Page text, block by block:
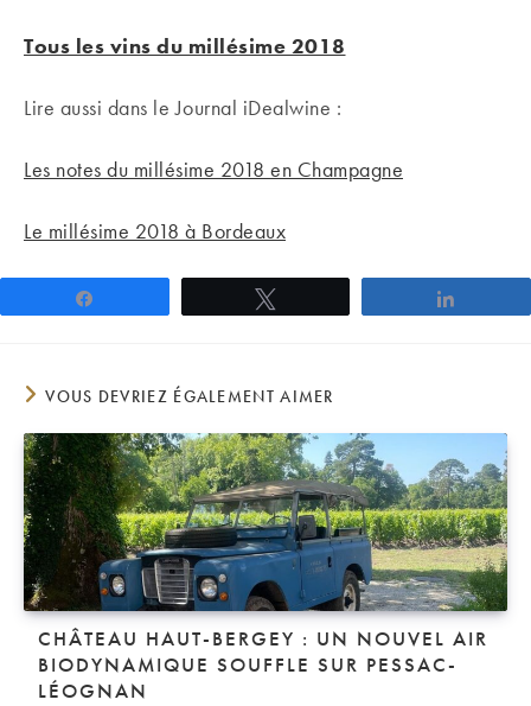
Tous les vins du millésime 2018
Lire aussi dans le Journal iDealwine :
Les notes du millésime 2018 en Champagne
Le millésime 2018 à Bordeaux
VOUS DEVRIEZ ÉGALEMENT AIMER
CHÂTEAU HAUT-BERGEY : UN NOUVEL AIR
BIODYNAMIQUE SOUFFLE SUR PESSAC-
LÉOGNAN